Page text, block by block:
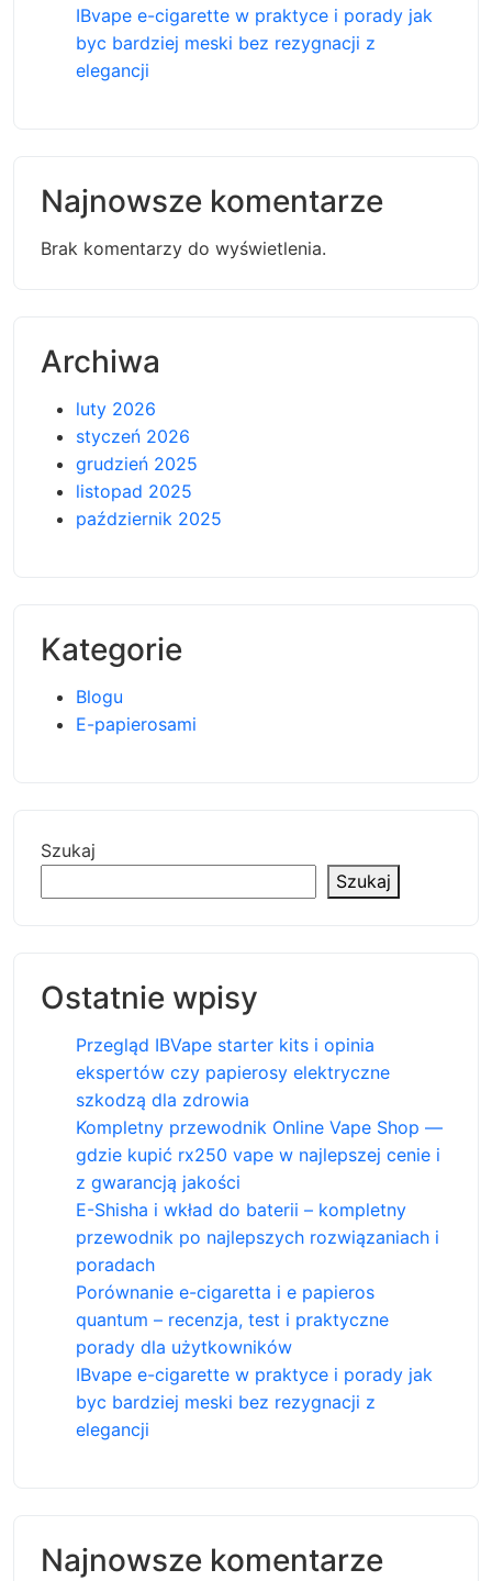
IBvape e-cigarette w praktyce i porady jak
byc bardziej meski bez rezygnacji z
elegancji
Najnowsze komentarze
Brak komentarzy do wyświetlenia.
Archiwa
luty 2026
styczeń 2026
grudzień 2025
listopad 2025
październik 2025
Kategorie
Blogu
E-papierosami
Szukaj
Szukaj
Ostatnie wpisy
Przegląd IBVape starter kits i opinia
ekspertów czy papierosy elektryczne
szkodzą dla zdrowia
Kompletny przewodnik Online Vape Shop —
gdzie kupić rx250 vape w najlepszej cenie i
z gwarancją jakości
E-Shisha i wkład do baterii – kompletny
przewodnik po najlepszych rozwiązaniach i
poradach
Porównanie e-cigaretta i e papieros
quantum – recenzja, test i praktyczne
porady dla użytkowników
IBvape e-cigarette w praktyce i porady jak
byc bardziej meski bez rezygnacji z
elegancji
Najnowsze komentarze